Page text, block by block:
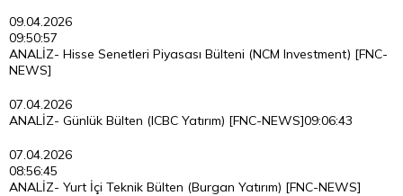
09.04.2026
09:50:57
ANALİZ- Hisse Senetleri Piyasası Bülteni (NCM Investment) [FNC-
NEWS]
07.04.2026
09:06:43
ANALİZ- Günlük Bülten (ICBC Yatırım) [FNC-NEWS]
07.04.2026
08:56:45
ANALİZ- Yurt İçi Teknik Bülten (Burgan Yatırım) [FNC-NEWS]